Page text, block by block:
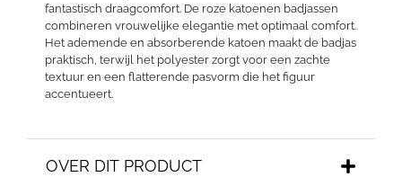
fantastisch draagcomfort. De roze katoenen badjassen
combineren vrouwelijke elegantie met optimaal comfort.
Het ademende en absorberende katoen maakt de badjas
praktisch, terwijl het polyester zorgt voor een zachte
textuur en een flatterende pasvorm die het figuur
accentueert.
OVER DIT PRODUCT